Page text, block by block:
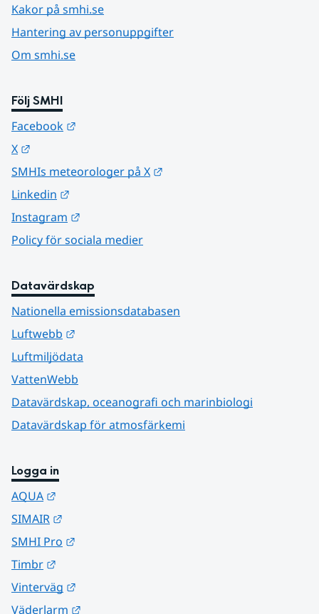
Kakor på smhi.se
Hantering av personuppgifter
Om smhi.se
Följ SMHI
Facebook
X
SMHIs meteorologer på X
Linkedin
Instagram
Policy för sociala medier
Datavärdskap
Nationella emissionsdatabasen
Luftwebb
Luftmiljödata
VattenWebb
Datavärdskap, oceanografi och marinbiologi
Datavärdskap för atmosfärkemi
Logga in
AQUA
SIMAIR
SMHI Pro
Timbr
Vinterväg
Väderlarm